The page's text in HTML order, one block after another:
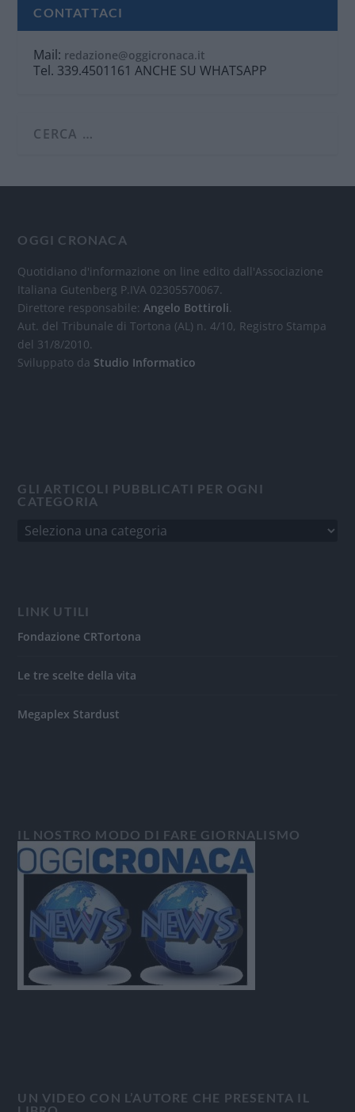
CONTATTACI
Mail: redazione@oggicronaca.it
Tel. 339.4501161 ANCHE SU WHATSAPP
OGGI CRONACA
Quotidiano d'informazione on line edito dall'Associazione
Italiana Gutenberg P.IVA 02305570067.
Direttore responsabile:Angelo Bottiroli
Aut. del Tribunale di Tortona (AL) n. 4/10, Registro Stampa
del 31/8/2010.
Sviluppato da Studio Informatico
GLI ARTICOLI PUBBLICATI PER OGNI
CATEGORIA
LINK UTILI
Fondazione CRTortona
Le tre scelte della vita
Megaplex Stardust
IL NOSTRO MODO DI FARE GIORNALISMO
UN VIDEO CON L’AUTORE CHE PRESENTA IL